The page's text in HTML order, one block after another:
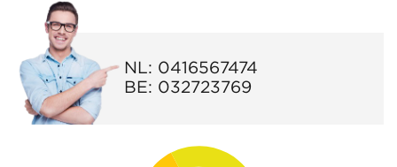
NL: 0416567474
BE: 032723769